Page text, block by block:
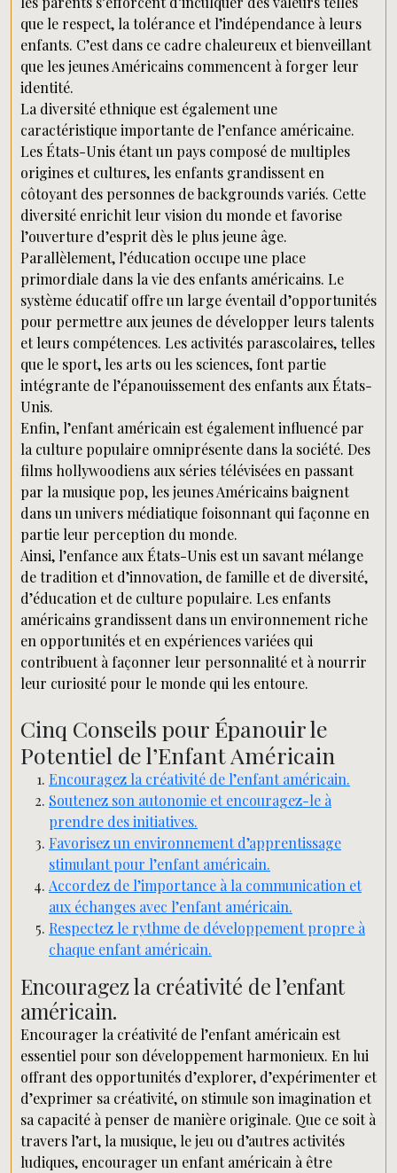
que le respect, la tolérance et l’indépendance à leurs
enfants. C’est dans ce cadre chaleureux et bienveillant
que les jeunes Américains commencent à forger leur
identité.
La diversité ethnique est également une
caractéristique importante de l’enfance américaine.
Les États-Unis étant un pays composé de multiples
origines et cultures, les enfants grandissent en
côtoyant des personnes de backgrounds variés. Cette
diversité enrichit leur vision du monde et favorise
l’ouverture d’esprit dès le plus jeune âge.
Parallèlement, l’éducation occupe une place
primordiale dans la vie des enfants américains. Le
système éducatif offre un large éventail d’opportunités
pour permettre aux jeunes de développer leurs talents
et leurs compétences. Les activités parascolaires, telles
que le sport, les arts ou les sciences, font partie
intégrante de l’épanouissement des enfants aux États-
Unis.
Enfin, l’enfant américain est également influencé par
la culture populaire omniprésente dans la société. Des
films hollywoodiens aux séries télévisées en passant
par la musique pop, les jeunes Américains baignent
dans un univers médiatique foisonnant qui façonne en
partie leur perception du monde.
Ainsi, l’enfance aux États-Unis est un savant mélange
de tradition et d’innovation, de famille et de diversité,
d’éducation et de culture populaire. Les enfants
américains grandissent dans un environnement riche
en opportunités et en expériences variées qui
contribuent à façonner leur personnalité et à nourrir
leur curiosité pour le monde qui les entoure.
Cinq Conseils pour Épanouir le
Potentiel de l’Enfant Américain
Encouragez la créativité de l’enfant américain.
Soutenez son autonomie et encouragez-le à
prendre des initiatives.
Favorisez un environnement d’apprentissage
stimulant pour l’enfant américain.
Accordez de l’importance à la communication et
aux échanges avec l’enfant américain.
Respectez le rythme de développement propre à
chaque enfant américain.
Encouragez la créativité de l’enfant
américain.
Encourager la créativité de l’enfant américain est
essentiel pour son développement harmonieux. En lui
offrant des opportunités d’explorer, d’expérimenter et
d’exprimer sa créativité, on stimule son imagination et
sa capacité à penser de manière originale. Que ce soit à
travers l’art, la musique, le jeu ou d’autres activités
ludiques, encourager un enfant américain à être